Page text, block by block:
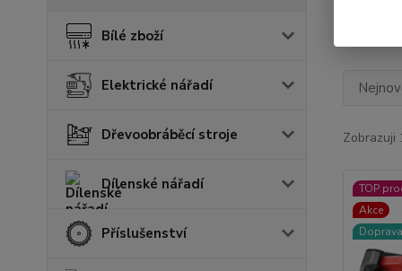
Bílé zboží
Elektrické nářadí
Dřevoobráběcí stroje
Dílenské nářadí
Příslušenství
Zobrazuji
TOP
Akce